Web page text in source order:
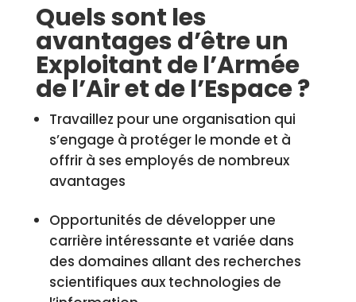
Quels sont les
avantages d’être un
Exploitant de l’Armée
de l’Air et de l’Espace ?
Travaillez pour une organisation qui
s’engage à protéger le monde et à
offrir à ses employés de nombreux
avantages
Opportunités de développer une
carrière intéressante et variée dans
des domaines allant des recherches
scientifiques aux technologies de